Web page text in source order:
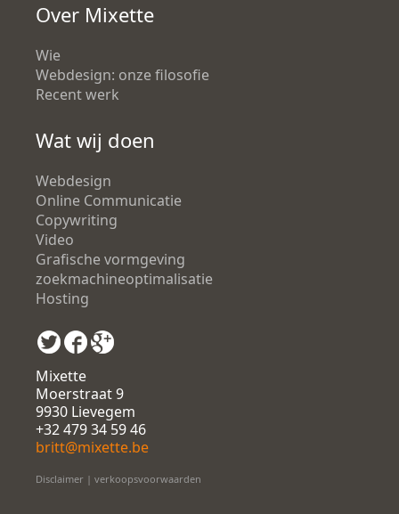
Over Mixette
Wie
Webdesign: onze filosofie
Recent werk
Wat wij doen
Webdesign
Online Communicatie
Copywriting
Video
Grafische vormgeving
zoekmachineoptimalisatie
Hosting
Mixette
Moerstraat 9
9930 Lievegem
+32 479 34 59 46
britt@mixette.be
Disclaimer | verkoopsvoorwaarden